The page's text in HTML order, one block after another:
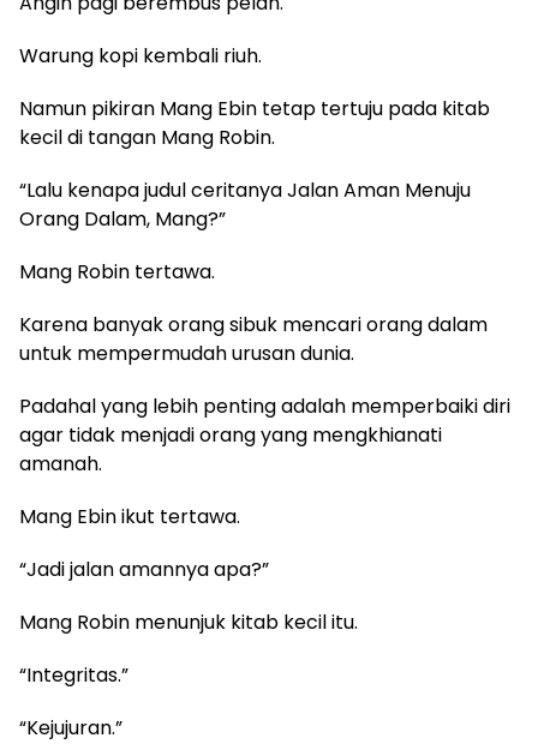
Warung kopi kembali riuh.
Namun pikiran Mang Ebin tetap tertuju pada kitab
kecil di tangan Mang Robin.
“Lalu kenapa judul ceritanya Jalan Aman Menuju
Orang Dalam, Mang?”
Mang Robin tertawa.
Karena banyak orang sibuk mencari orang dalam
untuk mempermudah urusan dunia.
Padahal yang lebih penting adalah memperbaiki diri
agar tidak menjadi orang yang mengkhianati
amanah.
Mang Ebin ikut tertawa.
“Jadi jalan amannya apa?”
Mang Robin menunjuk kitab kecil itu.
“Integritas.”
“Kejujuran.”